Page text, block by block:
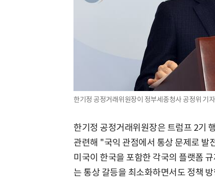
한기정 공정거래위원장이 정부세종청사 공정위 기
한기정 공정거래위원장은 트럼프 2기
관련해 "국익 관점에서 통상 문제로 발
미국이 한국을 포함한 각국의 플랫폼
는 통상 갈등을 최소화하면서도 정책